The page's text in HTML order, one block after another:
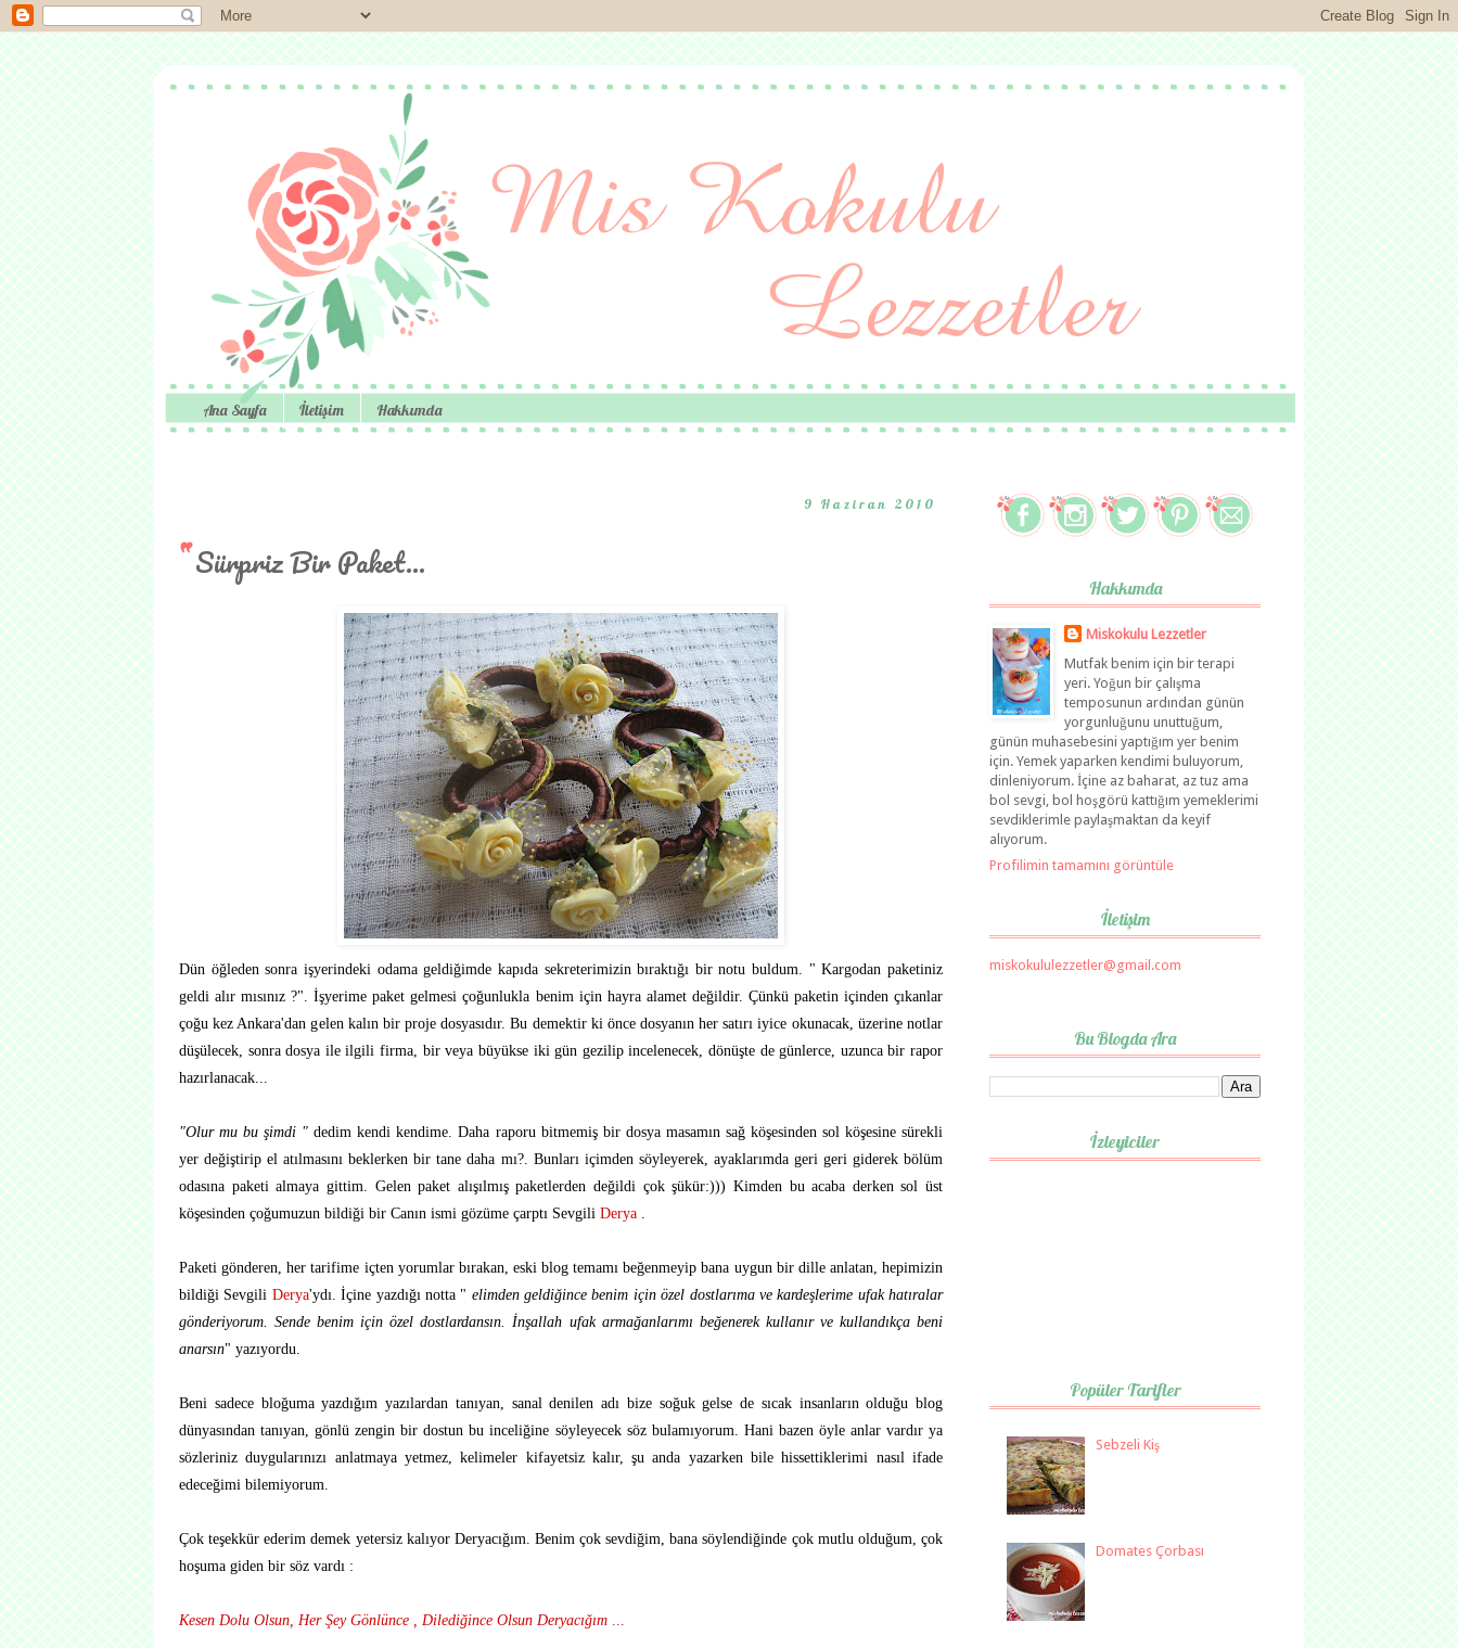
Ana Sayfa İletişim Hakkımda
9 Haziran 2010
Sürpriz Bir Paket...
Dün öğleden sonra işyerindeki odama geldiğimde kapıda sekreterimizin bıraktığı bir notu buldum. " Kargodan paketiniz
geldi alır mısınız ?". İşyerime paket gelmesi çoğunlukla benim için hayra alamet değildir. Çünkü paketin içinden çıkanlar
çoğu kez Ankara'dan gelen kalın bir proje dosyasıdır. Bu demektir ki önce dosyanın her satırı iyice okunacak, üzerine notlar
düşülecek, sonra dosya ile ilgili firma, bir veya büyükse iki gün gezilip incelenecek, dönüşte de günlerce, uzunca bir rapor
hazırlanacak...
"Olur mu bu şimdi " dedim kendi kendime. Daha raporu bitmemiş bir dosya masamın sağ köşesinden sol köşesine sürekli
yer değiştirip el atılmasını beklerken bir tane daha mı?. Bunları içimden söyleyerek, ayaklarımda geri geri giderek bölüm
odasına paketi almaya gittim. Gelen paket alışılmış paketlerden değildi çok şükür:))) Kimden bu acaba derken sol üst
köşesinden çoğumuzun bildiği bir Canın ismi gözüme çarptı Sevgili Derya
Paketi gönderen, her tarifime içten yorumlar bırakan, eski blog temamı beğenmeyip bana uygun bir dille anlatan, hepimizin
bildiği Sevgili Derya'ydı. İçine yazdığı notta " elimden geldiğince benim için özel dostlarıma ve kardeşlerime ufak hatıralar
gönderiyorum. Sende benim için özel dostlardansın. İnşallah ufak armağanlarımı beğenerek kullanır ve kullandıkça beni
anarsın" yazıyordu.
Beni sadece bloğuma yazdığım yazılardan tanıyan, sanal denilen adı bize soğuk gelse de sıcak insanların olduğu blog
dünyasından tanıyan, gönlü zengin bir dostun bu inceliğine söyleyecek söz bulamıyorum. Hani bazen öyle anlar vardır ya
sözleriniz duygularınızı anlatmaya yetmez, kelimeler kifayetsiz kalır, şu anda yazarken bile hissettiklerimi nasıl ifade
edeceğimi bilemiyorum.
Çok teşekkür ederim demek yetersiz kalıyor Deryacığım. Benim çok sevdiğim, bana söylendiğinde çok mutlu olduğum, çok
hoşuma giden bir söz vardı :
Kesen Dolu Olsun, Her Şey Gönlünce , Dilediğince Olsun Deryacığım
Hakkımda
Miskokulu Lezzetler
Mutfak benim için bir terapi
yeri. Yoğun bir çalışma
temposunun ardından günün
yorgunluğunu unuttuğum,
günün muhasebesini yaptığım yer benim
için. Yemek yaparken kendimi buluyorum,
dinleniyorum. İçine az baharat, az tuz ama
bol sevgi, bol hoşgörü kattığım yemeklerimi
sevdiklerimle paylaşmaktan da keyif
alıyorum.
Profilimin tamamını görüntüle
İletişim
miskokululezzetler@gmail.com
Bu Blogda Ara
İzleyiciler
Popüler Tarifler
Sebzeli Kiş
Domates Çorbası